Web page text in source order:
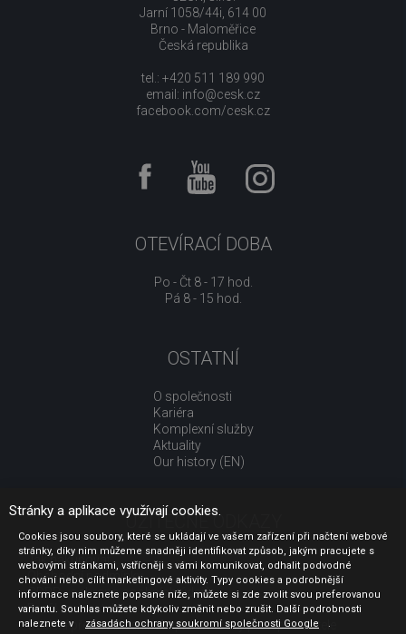
Jarní 1058/44i, 614 00
Brno - Maloměřice
Česká republika
tel.: +420 511 189 990
email: info@cesk.cz
facebook.com/cesk.cz
OTEVÍRACÍ DOBA
Po - Čt 8 - 17 hod.
Pá 8 - 15 hod.
OSTATNÍ
O společnosti
Kariéra
Komplexní služby
Aktuality
Our history (EN)
UŽITEČNÉ ODKAZY
Jak nakupovat
Obchodní podmínky
GDPR - ochrana osobních údajů
Profil zadavatele
Sdělení před uzavřením kupní smlouvy pro spotřebitele
Stránky a aplikace využívají cookies.
Cookies jsou soubory, které se ukládají ve vašem zařízení při načtení webové
stránky, díky nim můžeme snadněji identifikovat způsob, jakým pracujete s
webovými stránkami, vstřícněji s vámi komunikovat, odhalit podvodné
chování nebo cílit marketingové aktivity. Typy cookies a podrobnější
informace naleznete popsané níže, můžete si zde zvolit svou preferovanou
variantu. Souhlas můžete kdykoliv změnit nebo zrušit. Další podrobnosti
naleznete v
zásadách ochrany soukromí společnosti Google .